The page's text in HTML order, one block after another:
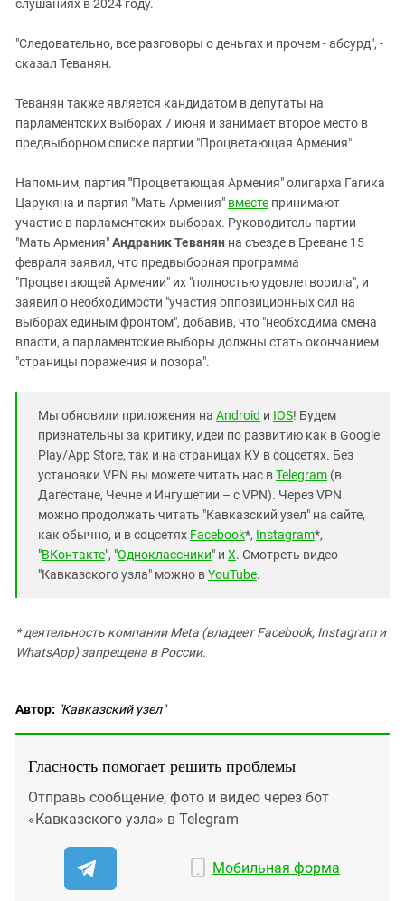
слушаниях в 2024 году.
"Следовательно, все разговоры о деньгах и прочем - абсурд", -
сказал Теванян.
Теванян также является кандидатом в депутаты на
парламентских выборах 7 июня и занимает второе место в
предвыборном списке партии "Процветающая Армения".
Напомним, партия "Процветающая Армения" олигарха Гагика
Царукяна и партия "Мать Армения" вместе принимают
участие в парламентских выборах. Руководитель партии
"Мать Армения"Андраник Теванян на съезде в Ереване 15
февраля заявил, что предвыборная программа
"Процветающей Армении" их "полностью удовлетворила", и
заявил о необходимости "участия оппозиционных сил на
выборах единым фронтом", добавив, что "необходима смена
власти, а парламентские выборы должны стать окончанием
"страницы поражения и позора".
Мы обновили приложения на Android и IOS! Будем
признательны за критику, идеи по развитию как в Google
Play/App Store, так и на страницах КУ в соцсетях. Без
установки VPN вы можете читать нас вTelegram (в
Дагестане, Чечне и Ингушетии – с VPN). Через VPN
можно продолжать читать "Кавказский узел" на сайте,
как обычно, и в соцсетях Facebook*, Instagram*,
"ВКонтакте", "Одноклассники" и X. Смотреть видео
"Кавказского узла" можно вYouTube.
* деятельность компании Meta (владеет Facebook, Instagram и
WhatsApp) запрещена в России.
Автор: "Кавказский узел"
Гласность помогает решить проблемы
Отправь сообщение, фото и видео через бот
«Кавказского узла» в Telegram
Мобильная форма